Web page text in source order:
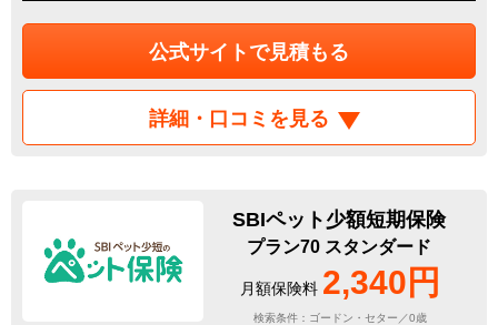
公式サイトで見積もる
詳細・口コミを見る
SBIペット少額短期保険
プラン70 スタンダード
月額保険料 2,340円
検索条件：ゴードン・セター／0歳